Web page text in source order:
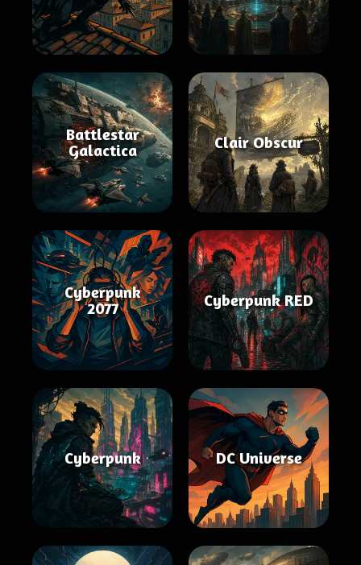
Battlestar
Galactica
Clair Obscur
Cyberpunk
2077
Cyberpunk RED
Cyberpunk DC Universe